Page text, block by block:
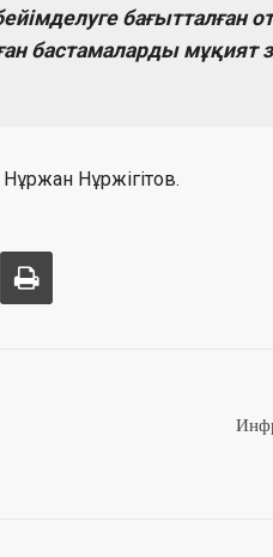
бағытталған
бастамаларды мұқият
Нұржігітов.